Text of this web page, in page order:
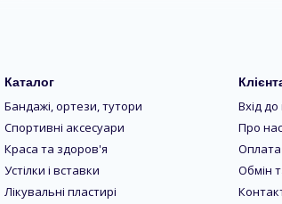
відновлення після операцій. Крокуючі
системою забезпечують максимальну
Милиці — бувають
ліктьові
.
кінцівки. Ліктьові милиці з анатомічною
поставу.
Каталог
Бандажі, ортези, тутори
Спортивні аксесуари
Краса та здоров'я
Устілки і вставки
Лікувальні пластирі
Вхід до
Про нас
Оплата
Обмін